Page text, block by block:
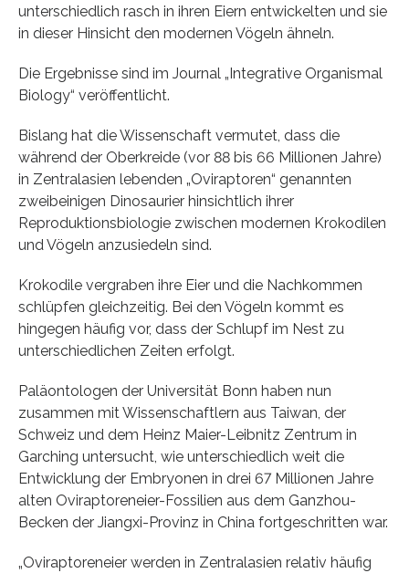
unterschiedlich rasch in ihren Eiern entwickelten und sie
in dieser Hinsicht den modernen Vögeln ähneln.
Die Ergebnisse sind im Journal „Integrative Organismal
Biology“ veröffentlicht.
Bislang hat die Wissenschaft vermutet, dass die
während der Oberkreide (vor 88 bis 66 Millionen Jahre)
in Zentralasien lebenden „Oviraptoren“ genannten
zweibeinigen Dinosaurier hinsichtlich ihrer
Reproduktionsbiologie zwischen modernen Krokodilen
und Vögeln anzusiedeln sind.
Krokodile vergraben ihre Eier und die Nachkommen
schlüpfen gleichzeitig. Bei den Vögeln kommt es
hingegen häufig vor, dass der Schlupf im Nest zu
unterschiedlichen Zeiten erfolgt.
Paläontologen der Universität Bonn haben nun
zusammen mit Wissenschaftlern aus Taiwan, der
Schweiz und dem Heinz Maier-Leibnitz Zentrum in
Garching untersucht, wie unterschiedlich weit die
Entwicklung der Embryonen in drei 67 Millionen Jahre
alten Oviraptoreneier-Fossilien aus dem Ganzhou-
Becken der Jiangxi-Provinz in China fortgeschritten war.
„Oviraptoreneier werden in Zentralasien relativ häufig